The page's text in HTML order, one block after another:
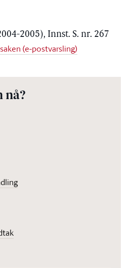
2005), Innst. S. nr. 267
(e-postvarsling)
nå?